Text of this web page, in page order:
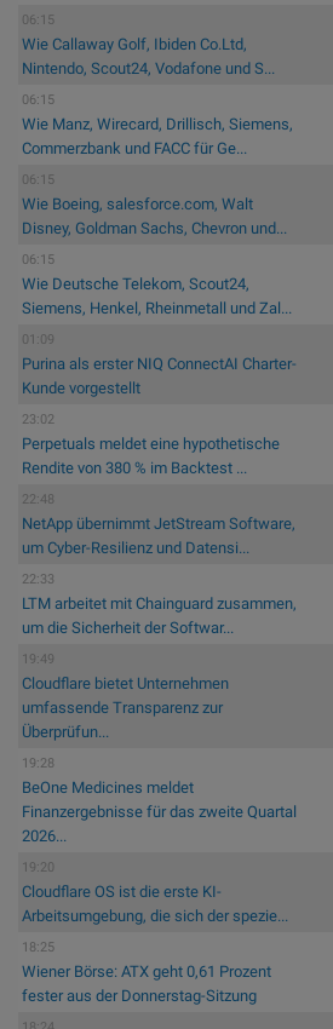
06:15
Wie Callaway Golf, Ibiden Co.Ltd,
Nintendo, Scout24, Vodafone und S...
06:15
Wie Manz, Wirecard, Drillisch, Siemens,
Commerzbank und FACC für Ge...
06:15
Wie Boeing, salesforce.com, Walt
Disney, Goldman Sachs, Chevron und...
06:15
Wie Deutsche Telekom, Scout24,
Siemens, Henkel, Rheinmetall und Zal...
01:09
Purina als erster NIQ ConnectAI Charter-
Kunde vorgestellt
23:02
Perpetuals meldet eine hypothetische
Rendite von 380 % im Backtest ...
22:48
NetApp übernimmt JetStream Software,
um Cyber-Resilienz und Datensi...
22:33
LTM arbeitet mit Chainguard zusammen,
um die Sicherheit der Softwar...
19:49
Cloudflare bietet Unternehmen
umfassende Transparenz zur
Überprüfun...
19:28
BeOne Medicines meldet
Finanzergebnisse für das zweite Quartal
2026...
19:20
Cloudflare OS ist die erste KI-
Arbeitsumgebung, die sich der spezie...
18:25
Wiener Börse: ATX geht 0,61 Prozent
fester aus der Donnerstag-Sitzung